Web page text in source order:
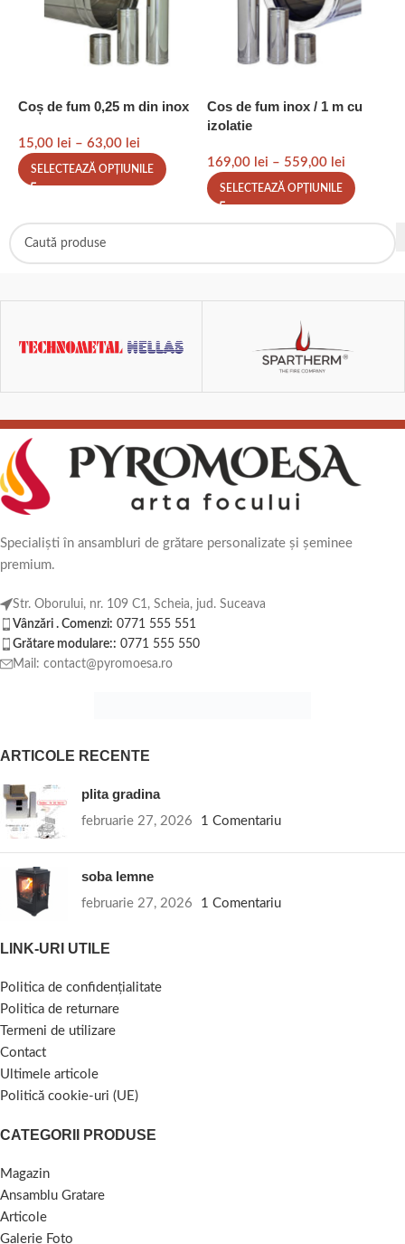
Coș de fum 0,25 m din inox
15,00 lei – 63,00 lei
SELECTEAZĂ OPȚIUNILE
Cos de fum inox / 1 m cu
izolatie
169,00 lei – 559,00 lei
SELECTEAZĂ OPȚIUNILE
Specialiști în ansambluri de grătare personalizate și șeminee
premium.
Str. Oborului, nr. 109 C1, Scheia, jud. Suceava
Vânzări . Comenzi: 0771 555 551
Grătare modulare:: 0771 555 550
Mail: contact@pyromoesa.ro
ARTICOLE RECENTE
plita gradina
februarie 27, 2026 1 Comentariu
soba lemne
februarie 27, 2026 1 Comentariu
LINK-URI UTILE
Politica de confidențialitate
Politica de returnare
Termeni de utilizare
Contact
Ultimele articole
Politică cookie-uri (UE)
CATEGORII PRODUSE
Magazin
Ansamblu Gratare
Articole
Galerie Foto